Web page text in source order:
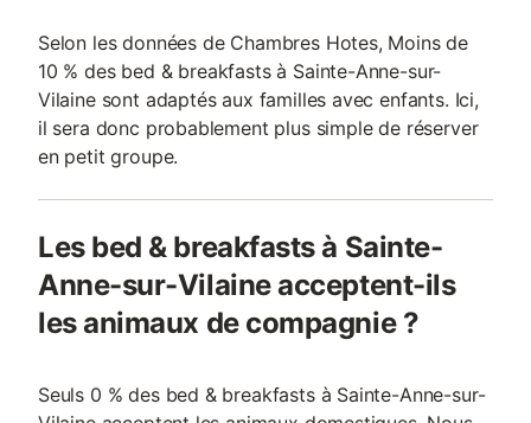
Selon les données de Chambres Hotes, Moins de
10 % des bed & breakfasts à Sainte-Anne-sur-
Vilaine sont adaptés aux familles avec enfants. Ici,
il sera donc probablement plus simple de réserver
en petit groupe.
Les bed & breakfasts à Sainte-
Anne-sur-Vilaine acceptent-ils
les animaux de compagnie ?
Seuls 0 % des bed & breakfasts à Sainte-Anne-sur-